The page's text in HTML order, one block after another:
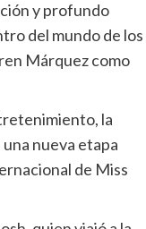
y profundo
del mundo de los
Márquez como
la
nueva etapa
de Miss